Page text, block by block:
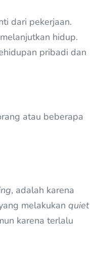
dari pekerjaan.
hidup.
pribadi dan
atau beberapa
, adalah karena
melakukan quiet
karena terlalu